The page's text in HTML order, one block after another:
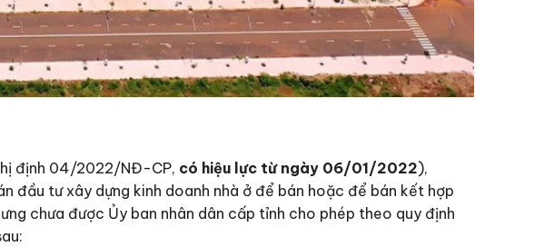
định 04/2022/NĐ-CP, có hiệu lực từ ngày 06/01/2022),
đầu tư xây dựng kinh doanh nhà ở để bán hoặc để bán kết hợp
chưa được Ủy ban nhân dân cấp tỉnh cho phép theo quy định